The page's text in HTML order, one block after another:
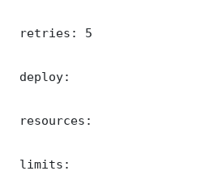
retries: 5
deploy:
resources:
limits: